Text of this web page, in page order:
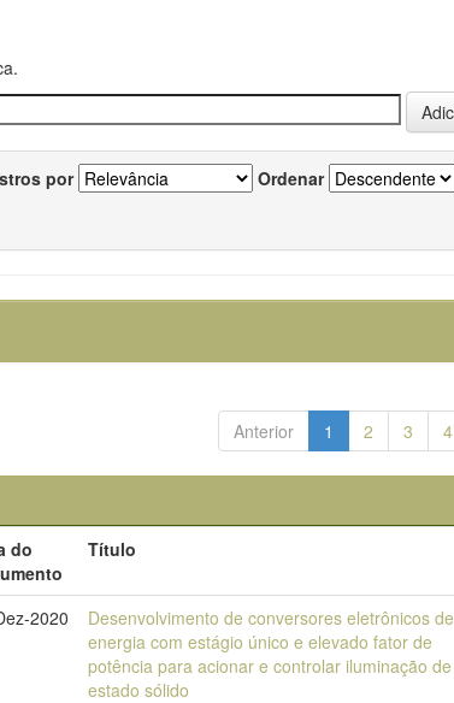
por Ordenar
Anterior 1 2 3 4
do
Título
2020
Desenvolvimento de conversores eletrônicos de
energia com estágio único e elevado fator de
potência para acionar e controlar iluminação de
estado sólido